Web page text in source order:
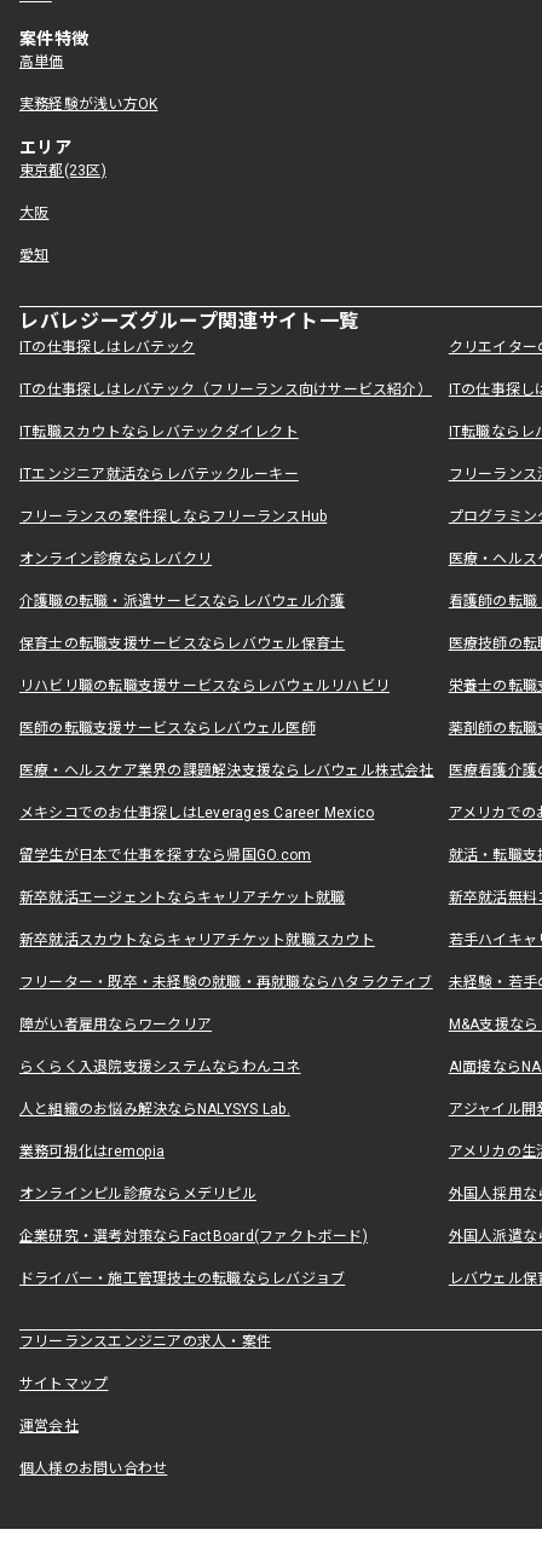
案件特徴
高単価
実務経験が浅い方OK
エリア
東京都(23区)
大阪
愛知
レバレジーズグループ関連サイト一覧
ITの仕事探しはレバテック クリエイタ
ITの仕事探しはレバテック（フリーランス向けサービス紹介） ITの仕事探
IT転職スカウトならレバテックダイレクト IT転職なら
ITエンジニア就活ならレバテックルーキー フリーラン
フリーランスの案件探しならフリーランスHub プログラミ
オンライン診療ならレバクリ 医療・ヘル
介護職の転職・派遣サービスならレバウェル介護 看護師の転
保育士の転職支援サービスならレバウェル保育士 医療技師の
リハビリ職の転職支援サービスならレバウェルリハビリ 栄養士の転
医師の転職支援サービスならレバウェル医師 薬剤師の転
医療・ヘルスケア業界の課題解決支援ならレバウェル株式会社 医療看護介
メキシコでのお仕事探しはLeverages Career Mexico アメリカで
留学生が日本で仕事を探すなら帰国GO.com 就活・転職
新卒就活エージェントならキャリアチケット就職 新卒就活無料
新卒就活スカウトならキャリアチケット就職スカウト 若手ハイキ
フリーター・既卒・未経験の就職・再就職ならハタラクティブ 未経験・若手
障がい者雇用ならワークリア M&A支援な
らくらく入退院支援システムならわんコネ AI面接なら
人と組織のお悩み解決ならNALYSYS Lab. アジャイル
業務可視化はremopia アメリカの
オンラインピル診療ならメデリピル 外国人採用
企業研究・選考対策ならFactBoard(ファクトボード) 外国人派遣な
ドライバー・施工管理技士の転職ならレバジョブ レバウェル
フリーランスエンジニアの求人・案件
サイトマップ
運営会社
個人様のお問い合わせ